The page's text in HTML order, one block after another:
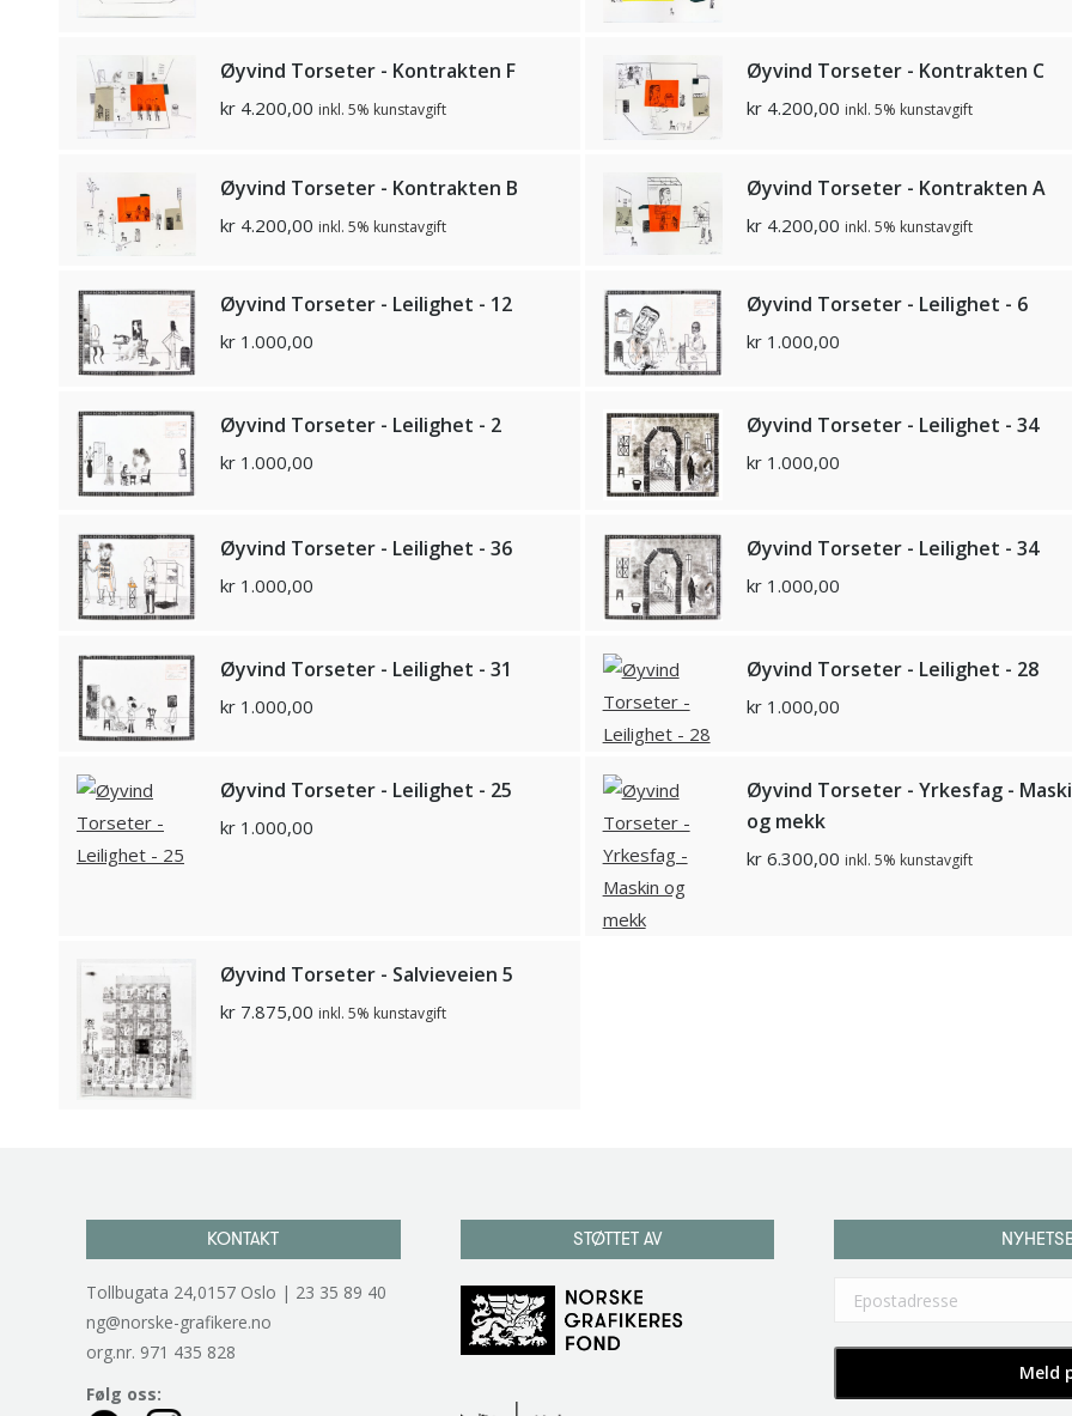
Øyvind Torseter - Kontrakten F
kr 4.200,00 inkl. 5% kunstavgift
Øyvind Torseter - Kontrakten C
kr4.200,00 inkl. 5% kunstavgift
Øyvind Torseter - Kontrakten B
kr 4.200,00 inkl. 5% kunstavgift
Øyvind Torseter - Kontrakten A
kr4.200,00 inkl. 5% kunstavgift
Øyvind Torseter - Leilighet - 12
kr 1.000,00
Øyvind Torseter - Leilighet - 6
kr1.000,00
Øyvind Torseter - Leilighet - 2
kr 1.000,00
Øyvind Torseter - Leilighet - 34
kr1.000,00
Øyvind Torseter - Leilighet - 36
kr 1.000,00
Øyvind Torseter - Leilighet - 34
kr1.000,00
Øyvind Torseter - Leilighet - 31
kr 1.000,00
Øyvind Torseter - Leilighet - 28
kr1.000,00
Øyvind Torseter - Leilighet - 25
kr 1.000,00
Øyvind Torseter - Yrkesfag -
og mekk
kr6.300,00 inkl. 5% kunstavgift
Øyvind Torseter - Salvieveien 5
kr 7.875,00 inkl. 5% kunstavgift
KONTAKT
Tollbugata 24,0157 Oslo | 23 35 89 40
ng@norske-grafikere.no
org.nr. 971 435 828
Følg oss:
STØTTET AV